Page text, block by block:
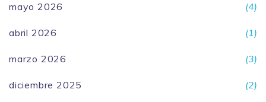
mayo 2026 (4)
abril 2026 (1)
marzo 2026 (3)
diciembre 2025 (2)